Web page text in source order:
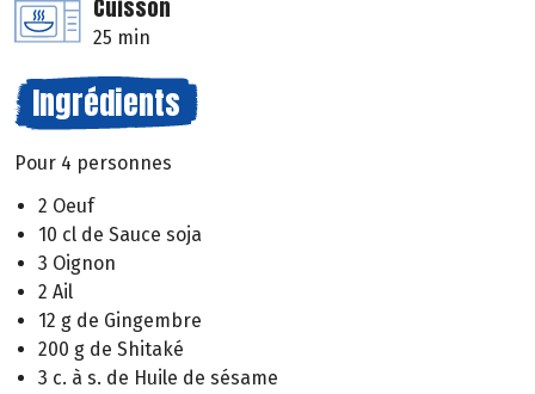
Cuisson
25 min
Ingrédients
Pour 4 personnes
2 Oeuf
10 cl de Sauce soja
3 Oignon
2 Ail
12 g de Gingembre
200 g de Shitaké
3 c. à s. de Huile de sésame